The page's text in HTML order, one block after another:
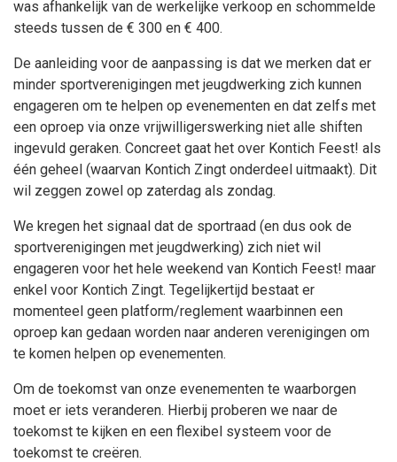
was afhankelijk van de werkelijke verkoop en schommelde
steeds tussen de € 300 en € 400.
De aanleiding voor de aanpassing is dat we merken dat er
minder sportverenigingen met jeugdwerking zich kunnen
engageren om te helpen op evenementen en dat zelfs met
een oproep via onze vrijwilligerswerking niet alle shiften
ingevuld geraken. Concreet gaat het over Kontich Feest! als
één geheel (waarvan Kontich Zingt onderdeel uitmaakt). Dit
wil zeggen zowel op zaterdag als zondag.
We kregen het signaal dat de sportraad (en dus ook de
sportverenigingen met jeugdwerking) zich niet wil
engageren voor het hele weekend van Kontich Feest! maar
enkel voor Kontich Zingt. Tegelijkertijd bestaat er
momenteel geen platform/reglement waarbinnen een
oproep kan gedaan worden naar anderen verenigingen om
te komen helpen op evenementen.
Om de toekomst van onze evenementen te waarborgen
moet er iets veranderen. Hierbij proberen we naar de
toekomst te kijken en een flexibel systeem voor de
toekomst te creëren.